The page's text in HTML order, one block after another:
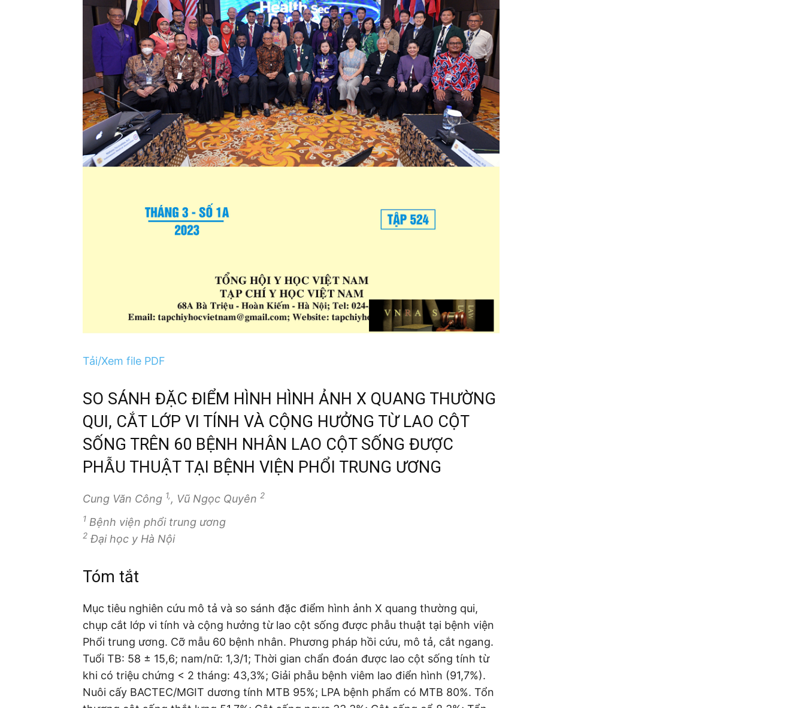
Tải/Xem file PDF
SO SÁNH ĐẶC ĐIỂM HÌNH HÌNH ẢNH X QUANG THƯỜNG
QUI, CẮT LỚP VI TÍNH VÀ CỘNG HƯỞNG TỪ LAO CỘT
SỐNG TRÊN 60 BỆNH NHÂN LAO CỘT SỐNG ĐƯỢC
PHẪU THUẬT TẠI BỆNH VIỆN PHỔI TRUNG ƯƠNG
Cung Văn Công 1,, Vũ Ngọc Quyên 2
1 Bệnh viện phổi trung ương
2 Đại học y Hà Nội
Tóm tắt
Mục tiêu nghiên cứu mô tả và so sánh đặc điểm hình ảnh X quang thường qui,
chụp cắt lớp vi tính và cộng hưởng từ lao cột sống được phẫu thuật tại bệnh viện
Phổi trung ương. Cỡ mẫu 60 bệnh nhân. Phương pháp hồi cứu, mô tả, cắt ngang.
Tuổi TB: 58 ± 15,6; nam/nữ: 1,3/1; Thời gian chẩn đoán được lao cột sống tính từ
khi có triệu chứng < 2 tháng: 43,3%; Giải phẫu bệnh viêm lao điển hình (91,7%).
Nuôi cấy BACTEC/MGIT dương tính MTB 95%; LPA bệnh phẩm có MTB 80%. Tổn